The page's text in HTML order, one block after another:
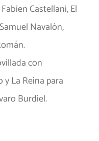
Castellani, El
Navalón,
con
La Reina para
Burdiel.